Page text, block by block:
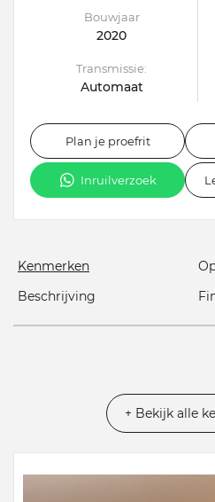
Bouwjaar
2020
Transmissie:
Automaat
Plan je proefrit
Inruilverzoek
Kenmerken
Beschrijving
+ Bekijk alle